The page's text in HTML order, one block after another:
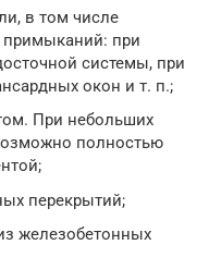
в том числе
примыканий: при
системы, при
окон и т. п.;
При небольших
полностью
перекрытий;
железобетонных